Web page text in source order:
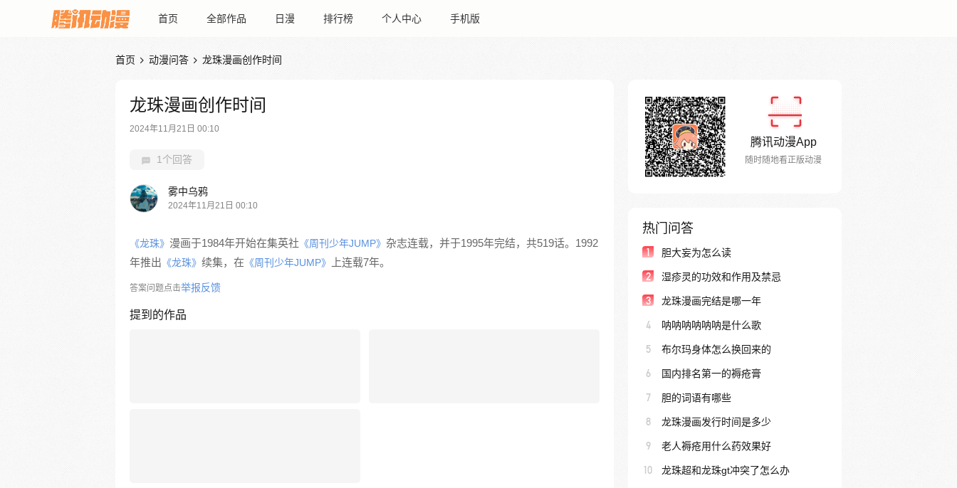
首页 全部作品 日漫 排行榜 个人中心 手机版
首页  动漫问答  龙珠漫画创作时间
龙珠漫画创作时间
2024年11月21日 00:10
1个回答
雾中乌鸦
2024年11月21日 00:10
《龙珠》 漫画于1984年开始在集英社 《周刊少年JUMP》 杂志连载，并于1995年完结，共519话。1992
年推出 《龙珠》 续集，在 《周刊少年JUMP》 上连载7年。
答案问题点击举报反馈
提到的作品
腾讯动漫App
随时随地看正版动漫
热门问答
1 胆大妄为怎么读
2 湿疹灵的功效和作用及禁忌
3 龙珠漫画完结是哪一年
4 呐呐呐呐呐呐是什么歌
5 布尔玛身体怎么换回来的
6 国内排名第一的褥疮膏
7 胆的词语有哪些
8 龙珠漫画发行时间是多少
9 老人褥疮用什么药效果好
10 龙珠超和龙珠gt冲突了怎么办